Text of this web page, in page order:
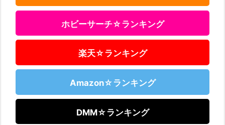
ホビーサーチ☆ランキング
楽天☆ランキング
Amazon☆ランキング
DMM☆ランキング